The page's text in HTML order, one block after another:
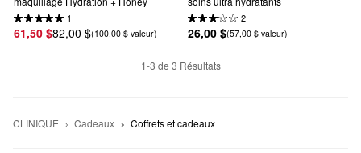
1
61,50 $82,00 $(100,00 $ valeur)
2
26,00 $(57,00 $ valeur)
1-3 de 3 Résultats
CLINIQUE Cadeaux Coffrets et cadeaux